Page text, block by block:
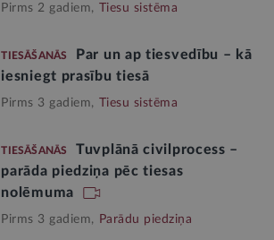
Pirms 2 gadiem, Tiesu sistēma
TIESĀŠANĀS
Par un ap tiesvedību – kā
iesniegt prasību tiesā
Pirms 3 gadiem, Tiesu sistēma
TIESĀŠANĀS
Tuvplānā civilprocess –
parāda piedziņa pēc tiesas
nolēmuma
Pirms 3 gadiem, Parādu piedziņa